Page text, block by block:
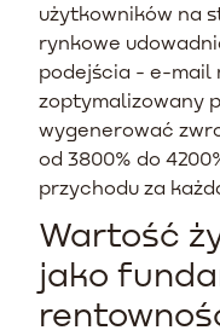
użytkowników na
rynkowe
podejścia - e-mail
zoptymalizowany
wygenerować
od 3800% do
przychodu za
Wartość
jako